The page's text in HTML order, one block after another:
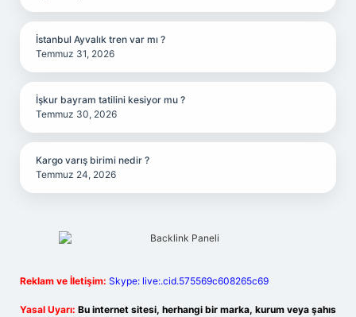
İstanbul Ayvalık tren var mı ?
Temmuz 31, 2026
İşkur bayram tatilini kesiyor mu ?
Temmuz 30, 2026
Kargo varış birimi nedir ?
Temmuz 24, 2026
Reklam ve İletişim: Skype: live:.cid.575569c608265c69
Yasal Uyarı: Bu internet sitesi, herhangi bir marka, kurum veya şahıs